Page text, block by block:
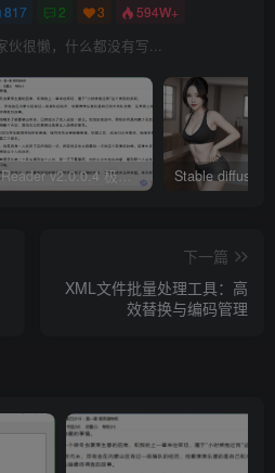
817 2 3 594W+
伙很懒，什么都没有写...
Reader v2.0.0.4 极简小说阅读器支持导入在线及离线书源
下一篇
XML文件批量处理工具：高
效替换与编码管理